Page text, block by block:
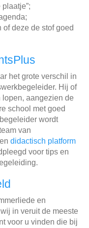
deze de stof goed
het grote verschil in
Hij of
aangezien de
school met goed
wordt
van
didactisch platform
voor tips en
en
in veruit de meeste
voor u vinden die bij